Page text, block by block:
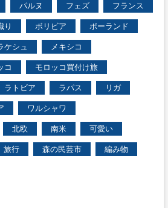
パルヌ フェズ フランス
り ボリビア ポーランド
ケシュ メキシコ
コ モロッコ買付け旅
ラトビア ラパス リガ
ワルシャワ
北欧 南米 可愛い
旅行 森の民芸市 編み物